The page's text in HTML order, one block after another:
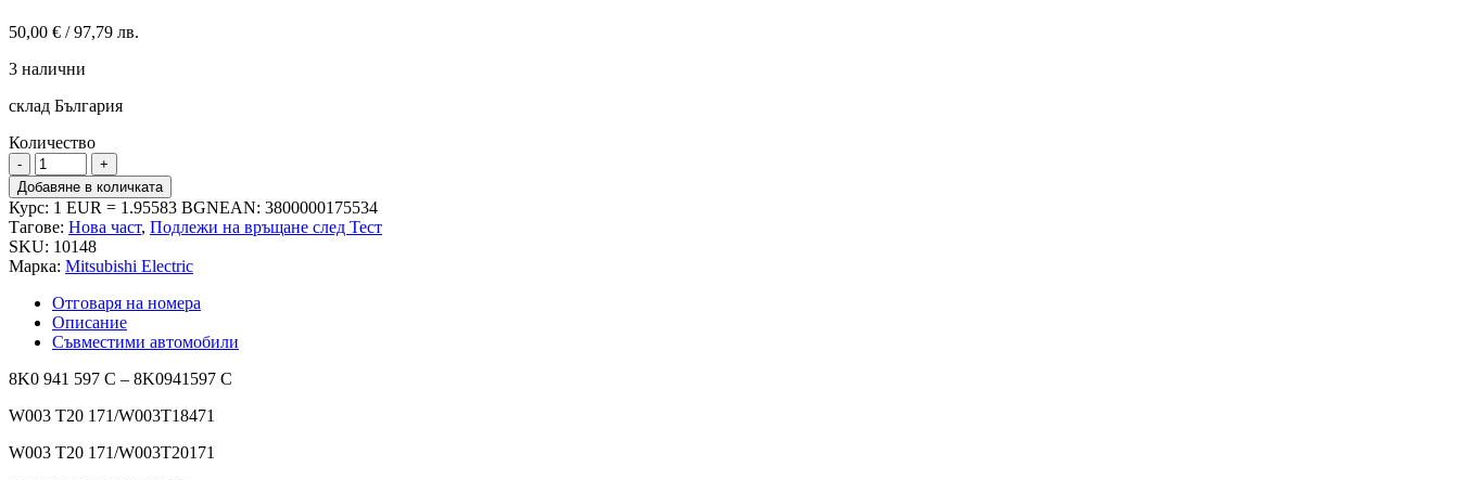
50,00 € / 97,79 лв.
3 налични
склад България
Количество
количество
за
Баласт
модул
W003T18471
Audi
8K0941597C
Добавяне в количката
Курс: 1 EUR = 1.95583 BGNEAN: 3800000175534
Тагове: Нова част, Подлежи на връщане след Тест
SKU: 10148
Марка: Mitsubishi Electric
Отговаря на номера
Описание
Съвместими автомобили
8K0 941 597 C – 8K0941597 C
W003 T20 171/W003T18471
W003 T20 171/W003T20171